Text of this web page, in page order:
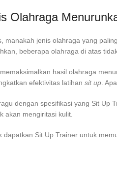
Olahraga
manakah jenis olahraga yang
beberapa olahraga di atas
hasil olahraga
efektivitas latihan sit up.
dengan spesifikasi yang Sit Up
akan mengiritasi kulit.
dapatkan Sit Up Trainer untuk